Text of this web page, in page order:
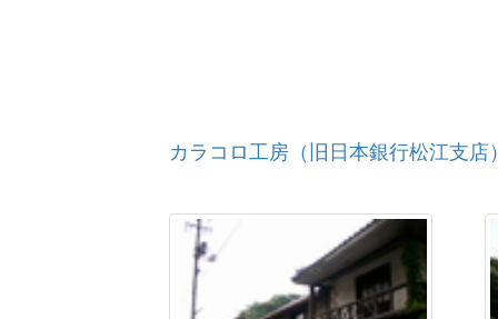
カラコロ工房（旧日本銀行松江支店